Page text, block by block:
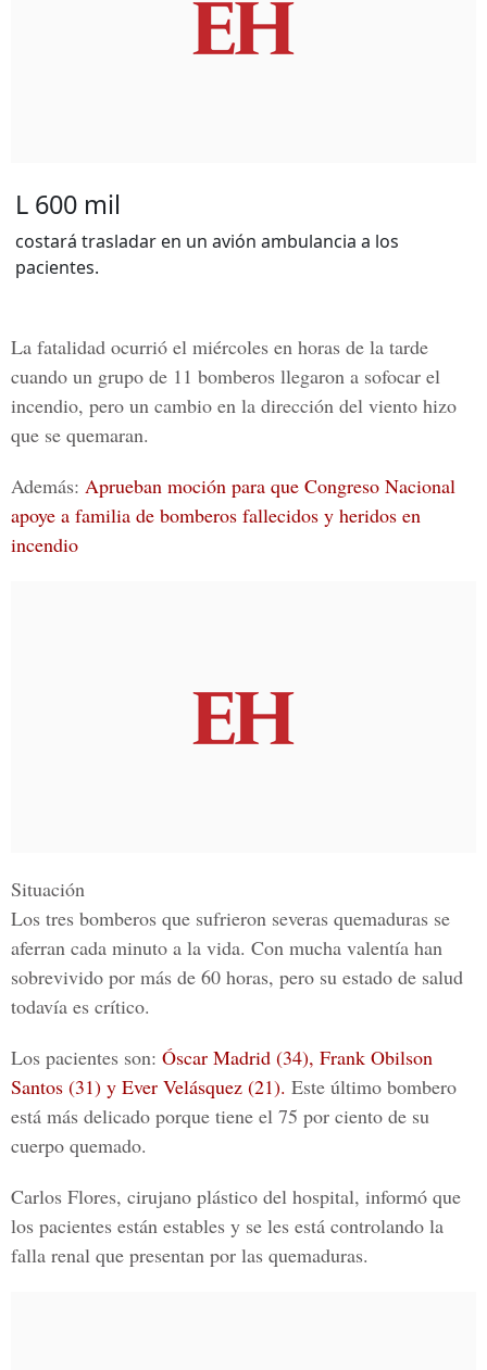
L 600 mil
costará trasladar en un avión ambulancia a los
pacientes.
La fatalidad ocurrió el miércoles en horas de la tarde
cuando un grupo de 11 bomberos llegaron a sofocar el
incendio, pero un cambio en la dirección del viento hizo
que se quemaran.
Además: Aprueban moción para que Congreso Nacional
apoye a familia de bomberos fallecidos y heridos en
incendio
Situación
Los tres bomberos que sufrieron severas quemaduras se
aferran cada minuto a la vida. Con mucha valentía han
sobrevivido por más de 60 horas, pero su estado de salud
todavía es crítico.
Los pacientes son: Óscar Madrid (34), Frank Obilson
Santos (31) y Ever Velásquez (21). Este último bombero
está más delicado porque tiene el 75 por ciento de su
cuerpo quemado.
Carlos Flores, cirujano plástico del hospital, informó que
los pacientes están estables y se les está controlando la
falla renal que presentan por las quemaduras.